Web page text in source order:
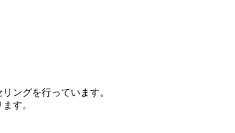
ングを行っています。
す。